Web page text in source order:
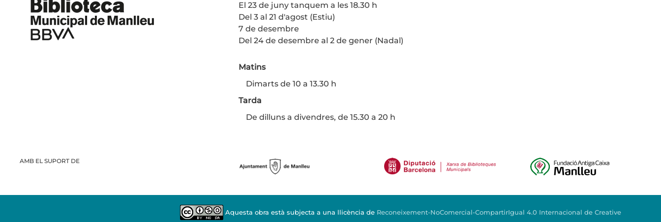
El 23 de juny tanquem a les 18.30 h
Del 3 al 21 d'agost (Estiu)
7 de desembre
Del 24 de desembre al 2 de gener (Nadal)
Matins
Dimarts de 10 a 13.30 h
Tarda
De dilluns a divendres, de 15.30 a 20 h
AMB EL SUPORT DE
Aquesta obra està subjecta a una llicència de Reconeixement-NoComercial-CompartirIgual 4.0 Internacional de Creative